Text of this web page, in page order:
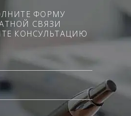
ФОРМУ
СВЯЗИ
КОНСУЛЬТАЦИЮ